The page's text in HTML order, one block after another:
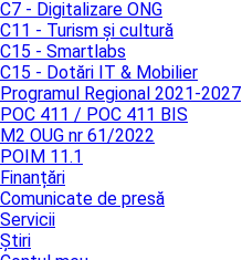
C7 - Digitalizare ONG
C11 - Turism și cultură
C15 - Smartlabs
C15 - Dotări IT & Mobilier
Programul Regional 2021-2027
POC 411 / POC 411 BIS
M2 OUG nr 61/2022
POIM 11.1
Finanțări
Comunicate de presă
Servicii
Știri